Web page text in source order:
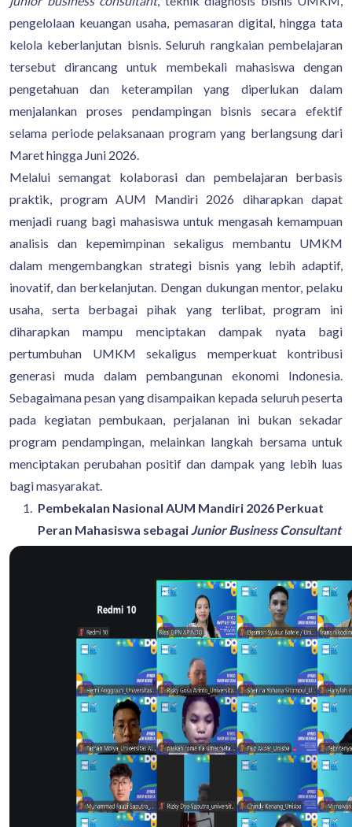
pengelolaan keuangan usaha, pemasaran digital, hingga tata
kelola keberlanjutan bisnis. Seluruh rangkaian pembelajaran
tersebut dirancang untuk membekali mahasiswa dengan
pengetahuan dan keterampilan yang diperlukan dalam
menjalankan proses pendampingan bisnis secara efektif
selama periode pelaksanaan program yang berlangsung dari
Maret hingga Juni 2026.
Melalui semangat kolaborasi dan pembelajaran berbasis
praktik, program AUM Mandiri 2026 diharapkan dapat
menjadi ruang bagi mahasiswa untuk mengasah kemampuan
analisis dan kepemimpinan sekaligus membantu UMKM
dalam mengembangkan strategi bisnis yang lebih adaptif,
inovatif, dan berkelanjutan. Dengan dukungan mentor, pelaku
usaha, serta berbagai pihak yang terlibat, program ini
diharapkan mampu menciptakan dampak nyata bagi
pertumbuhan UMKM sekaligus memperkuat kontribusi
generasi muda dalam pembangunan ekonomi Indonesia.
Sebagaimana pesan yang disampaikan kepada seluruh peserta
pada kegiatan pembukaan, perjalanan ini bukan sekadar
program pendampingan, melainkan langkah bersama untuk
menciptakan perubahan positif dan dampak yang lebih luas
bagi masyarakat.
Pembekalan Nasional AUM Mandiri 2026 Perkuat
Peran Mahasiswa sebagaiJunior Business Consultant